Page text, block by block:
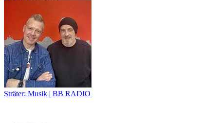
Sträter: Musik | BB RADIO